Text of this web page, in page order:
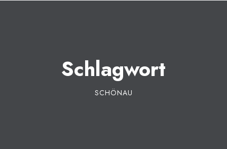
Schlagwort
SCHÖNAU